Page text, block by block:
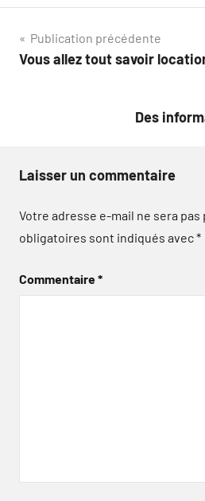
Navigation
de
Publication précédente
Vous allez tout savoir
Des
Laisser un commentaire
Votre adresse e-mail ne sera pas
obligatoires sont indiqués avec*
Commentaire*